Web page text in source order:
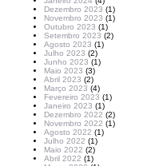
Dezembro 2023 (1)
Novembro 2023 (1)
Outubro 2023 (1)
Setembro 2023 (2)
Agosto 2023 (1)
Julho 2023 (2)
Junho 2023 (1)
Maio 2023 (3)
Abril 2023 (2)
Março 2023 (4)
Fevereiro 2023 (1)
Janeiro 2023 (1)
Dezembro 2022 (2)
Novembro 2022 (1)
Agosto 2022 (1)
Julho 2022 (1)
Maio 2022 (2)
Abril 2022 (1)